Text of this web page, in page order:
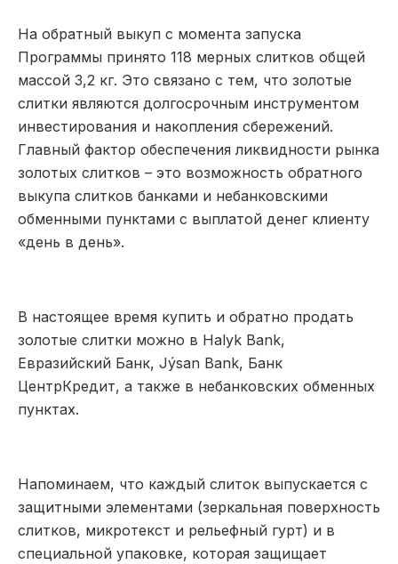
На обратный выкуп с момента запуска
Программы принято 118 мерных слитков общей
массой 3,2 кг. Это связано с тем, что золотые
слитки являются долгосрочным инструментом
инвестирования и накопления сбережений.
Главный фактор обеспечения ликвидности рынка
золотых слитков – это возможность обратного
выкупа слитков банками и небанковскими
обменными пунктами с выплатой денег клиенту
«день в день».
В настоящее время купить и обратно продать
золотые слитки можно в Halyk Bank,
Евразийский Банк, Jýsan Bank, Банк
ЦентрКредит, а также в небанковских обменных
пунктах.
Напоминаем, что каждый слиток выпускается с
защитными элементами (зеркальная поверхность
слитков, микротекст и рельефный гурт) и в
специальной упаковке, которая защищает